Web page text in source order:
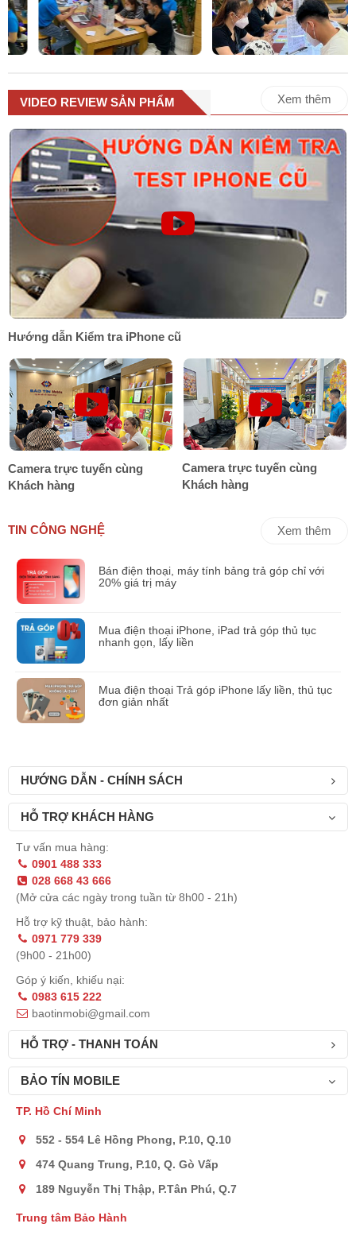
VIDEO REVIEW SẢN PHẨM Xem thêm
Hướng dẫn Kiểm tra iPhone cũ
Camera trực tuyến cùng
Khách hàng
Camera trực tuyến cùng
Khách hàng
TIN CÔNG NGHỆ Xem thêm
Bán điện thoại, máy tính bảng trả góp chỉ với
20% giá trị máy
Mua điện thoại iPhone, iPad trả góp thủ tục
nhanh gọn, lấy liền
Mua điện thoại Trả góp iPhone lấy liền, thủ tục
đơn giản nhất
HƯỚNG DẪN - CHÍNH SÁCH
HỖ TRỢ KHÁCH HÀNG
Tư vấn mua hàng:
0901 488 333
028 668 43 666
(Mở cửa các ngày trong tuần từ 8h00 - 21h)
Hỗ trợ kỹ thuật, bảo hành:
0971 779 339
(9h00 - 21h00)
Góp ý kiến, khiếu nại:
0983 615 222
baotinmobi@gmail.com
HỖ TRỢ - THANH TOÁN
BẢO TÍN MOBILE
TP. Hồ Chí Minh
552 - 554 Lê Hồng Phong, P.10, Q.10
474 Quang Trung, P.10, Q. Gò Vấp
189 Nguyễn Thị Thập, P.Tân Phú, Q.7
Trung tâm Bảo Hành